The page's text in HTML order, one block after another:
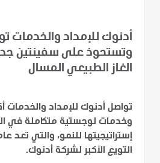
أدنوك للإمداد والخدمات
وتستحوذ على سفينتين
الغاز الطبيعي المسال
تواصل أدنوك للإمداد والخدمات
وخدمات لوجستية متكاملة في
إستراتيجيتها للنمو، والتي
التويع الأكبر لشركة أدنوك.